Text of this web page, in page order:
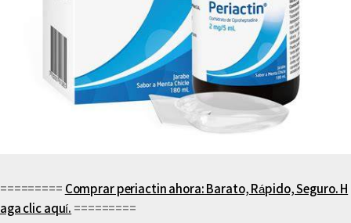
========= Comprar periactin ahora: Barato, Rápido, Seguro. H
aga clic aquí. =========